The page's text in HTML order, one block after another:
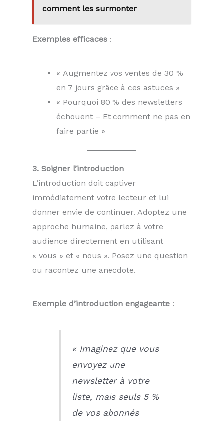
comment les surmonter
Exemples efficaces :
« Augmentez vos ventes de 30 %
en 7 jours grâce à ces astuces »
« Pourquoi 80 % des newsletters
échouent – Et comment ne pas en
faire partie »
3. Soigner l’introduction
L’introduction doit captiver
immédiatement votre lecteur et lui
donner envie de continuer. Adoptez une
approche humaine, parlez à votre
audience directement en utilisant
« vous » et « nous ». Posez une question
ou racontez une anecdote.
Exemple d’introduction engageante :
« Imaginez que vous
envoyez une
newsletter à votre
liste, mais seuls 5 %
de vos abonnés